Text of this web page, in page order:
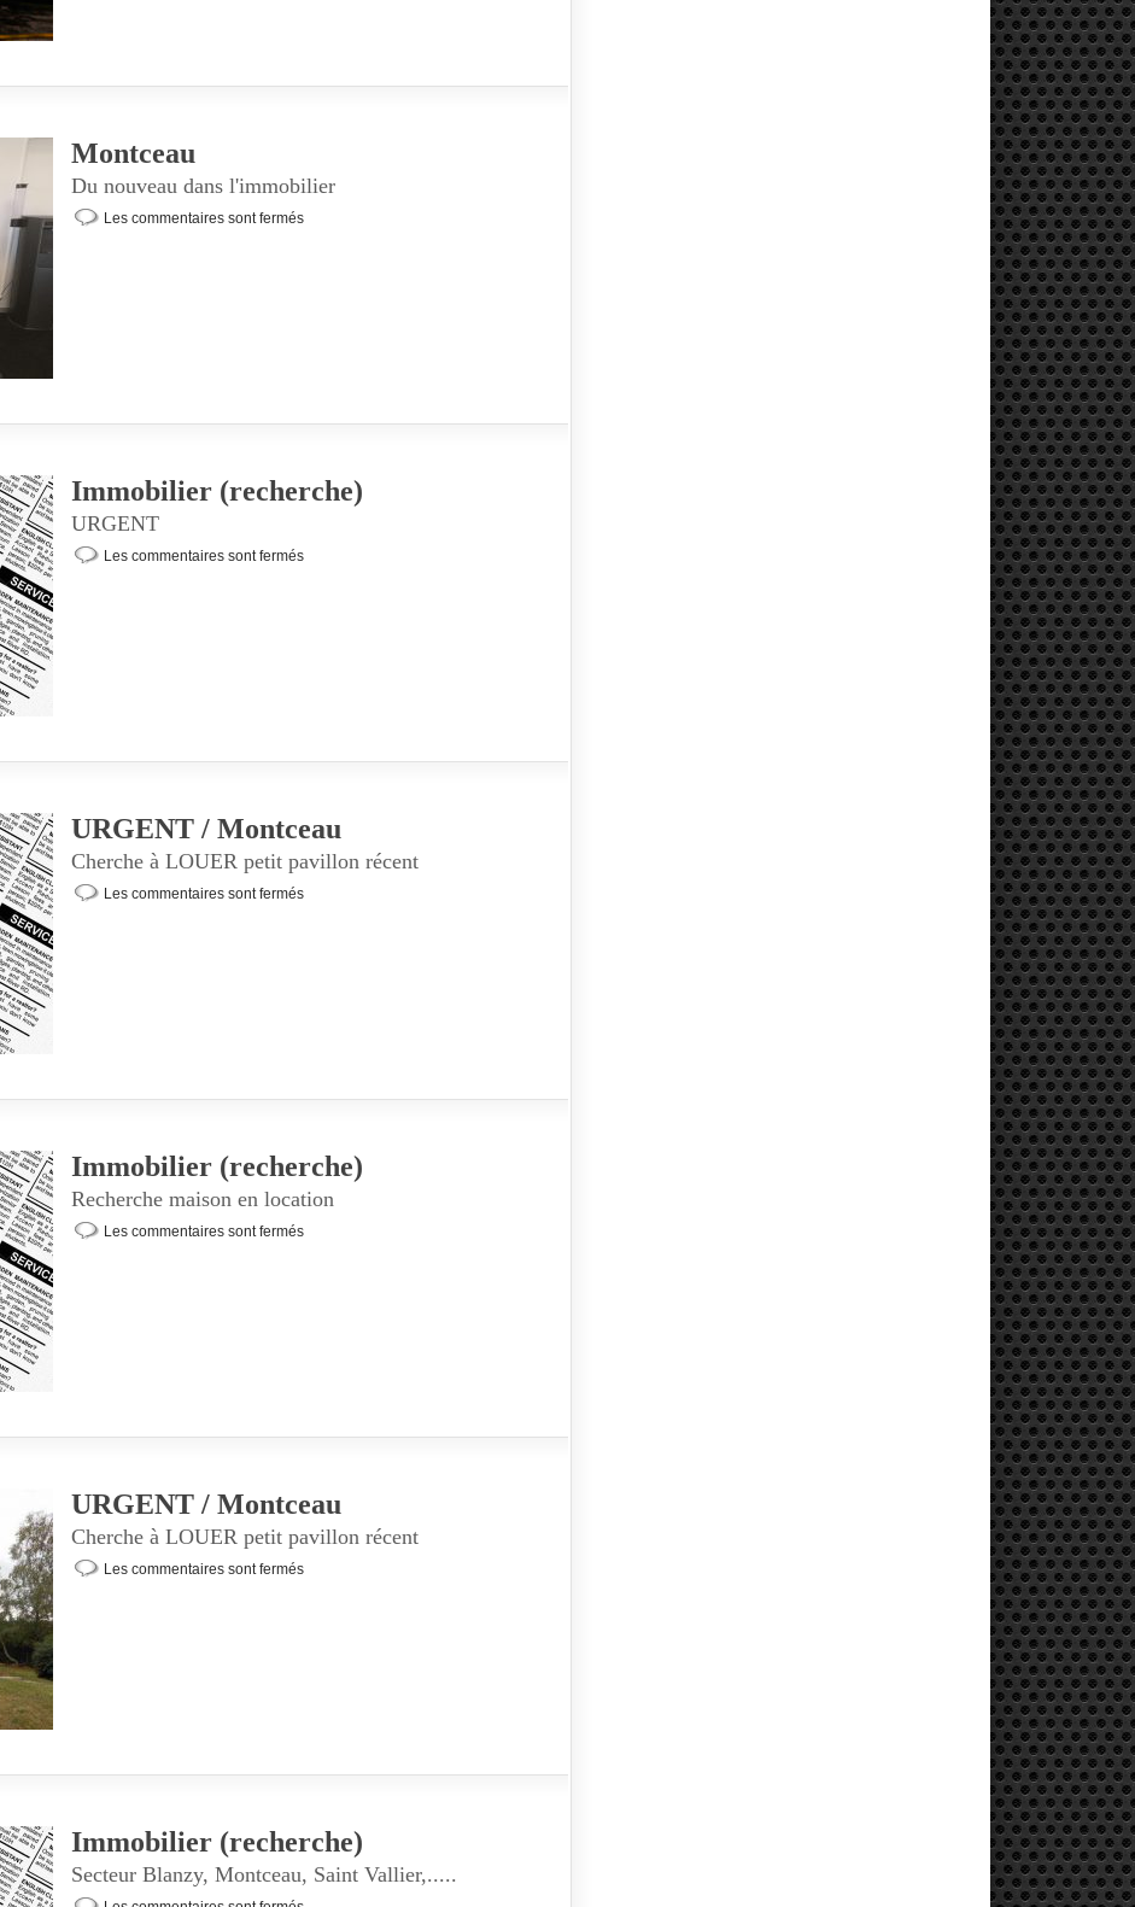
Montceau
Du nouveau dans l'immobilier
Les commentaires sont fermés
Immobilier (recherche)
URGENT
Les commentaires sont fermés
URGENT / Montceau
Cherche à LOUER petit pavillon récent
Les commentaires sont fermés
Immobilier (recherche)
Recherche maison en location
Les commentaires sont fermés
URGENT / Montceau
Cherche à LOUER petit pavillon récent
Les commentaires sont fermés
Immobilier (recherche)
Secteur Blanzy, Montceau, Saint Vallier,.....